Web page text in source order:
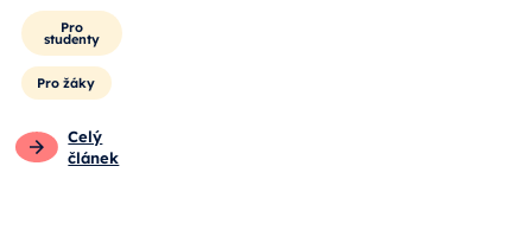
Pro
studenty
Pro žáky
Celý
článek